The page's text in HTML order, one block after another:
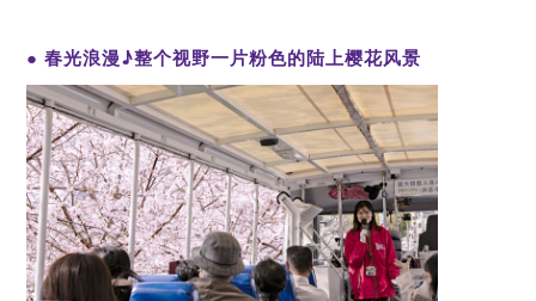
● 春光浪漫♪整个视野一片粉色的陆上樱花风景